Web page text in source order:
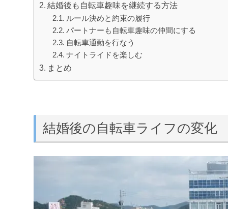
結婚後も自転車趣味を継続する方法
ルール決めと約束の履行
パートナーも自転車趣味の仲間にする
自転車通勤を行なう
ナイトライドを楽しむ
まとめ
結婚後の自転車ライフの変化